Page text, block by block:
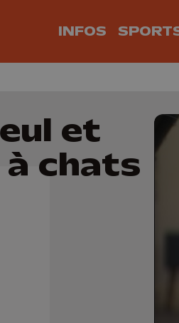
INFOS
et
à chats